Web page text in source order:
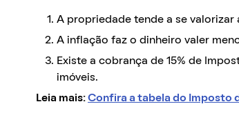
A propriedade tende a se valorizar
A inflação faz o dinheiro valer
Existe a cobrança de 15% de
imóveis.
Leia mais: Confira a tabela do Imposto